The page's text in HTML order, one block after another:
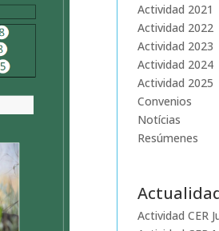
Actividad 2021
Actividad 2022
Actividad 2023
Actividad 2024
Actividad 2025
Convenios
Notícias
Resúmenes
Actividad CER